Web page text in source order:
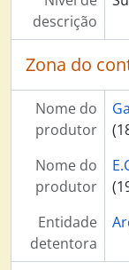
descrição
Zona do
Nome do
produtor
Nome do
produtor
Entidade
detentora